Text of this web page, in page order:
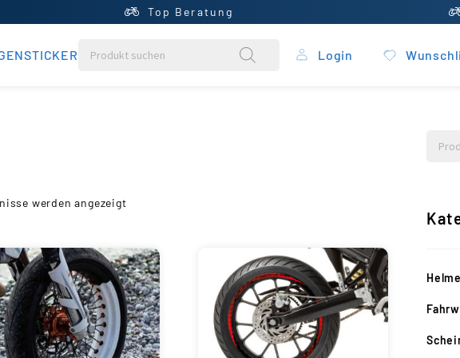
Top Beratung
Login
werden angezeigt
Helme